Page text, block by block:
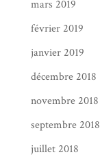
mars 2019
février 2019
janvier 2019
décembre 2018
novembre 2018
septembre 2018
juillet 2018